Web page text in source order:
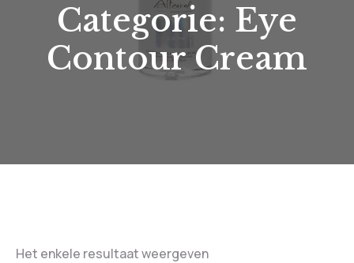
Categorie: Eye
Contour Cream
Het enkele resultaat weergeven